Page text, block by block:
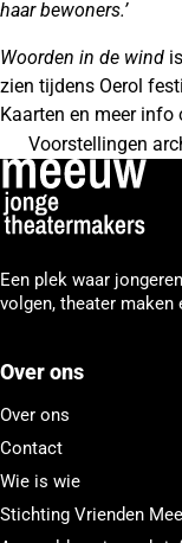
haar bewoners.’
Woorden in de wind
zien tijdens Oerol
Kaarten en meer info
Voorstellingen
Een plek waar
volgen, theater
Over ons
Over ons
Contact
Wie is wie
Stichting Vrienden